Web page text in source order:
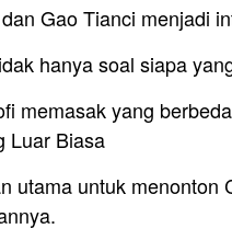
Gao Tianci menjadi
hanya soal siapa
memasak yang
Luar Biasa
utama untuk menonton